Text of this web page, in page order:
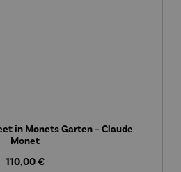
in Monets Garten – Claude
Monet
Regulärer Preis:
110,00 €